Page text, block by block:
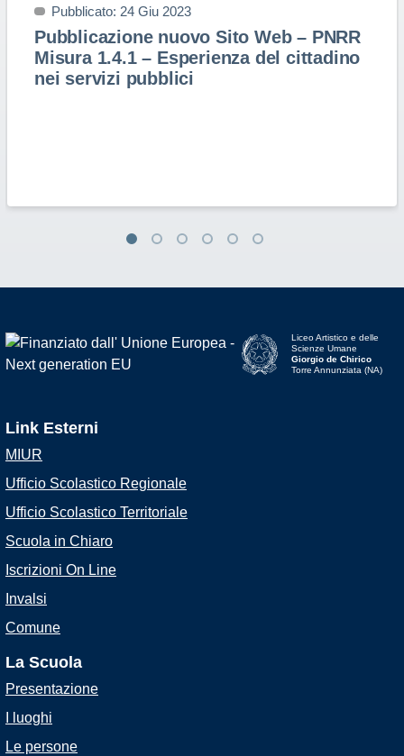
Pubblicato: 24 Giu 2023
Pubblicazione nuovo Sito Web – PNRR
Misura 1.4.1 – Esperienza del cittadino
nei servizi pubblici
Liceo Artistico e delle
Scienze Umane
Giorgio de Chirico
Torre Annunziata (NA)
Link Esterni
MIUR
Ufficio Scolastico Regionale
Ufficio Scolastico Territoriale
Scuola in Chiaro
Iscrizioni On Line
Invalsi
Comune
La Scuola
Presentazione
I luoghi
Le persone